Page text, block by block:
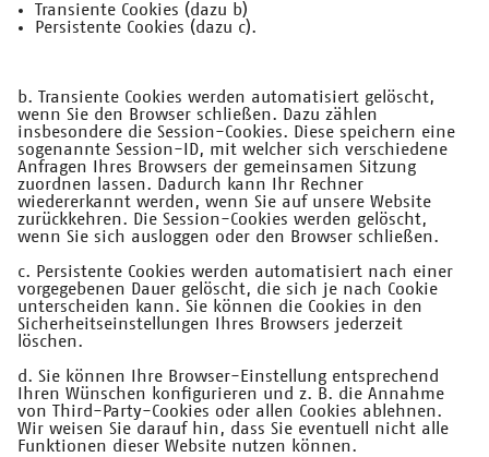
Transiente Cookies (dazu b)
Persistente Cookies (dazu c).
b. Transiente Cookies werden automatisiert gelöscht,
wenn Sie den Browser schließen. Dazu zählen
insbesondere die Session-Cookies. Diese speichern eine
sogenannte Session-ID, mit welcher sich verschiedene
Anfragen Ihres Browsers der gemeinsamen Sitzung
zuordnen lassen. Dadurch kann Ihr Rechner
wiedererkannt werden, wenn Sie auf unsere Website
zurückkehren. Die Session-Cookies werden gelöscht,
wenn Sie sich ausloggen oder den Browser schließen.
c. Persistente Cookies werden automatisiert nach einer
vorgegebenen Dauer gelöscht, die sich je nach Cookie
unterscheiden kann. Sie können die Cookies in den
Sicherheitseinstellungen Ihres Browsers jederzeit
löschen.
d. Sie können Ihre Browser-Einstellung entsprechend
Ihren Wünschen konfigurieren und z. B. die Annahme
von Third-Party-Cookies oder allen Cookies ablehnen.
Wir weisen Sie darauf hin, dass Sie eventuell nicht alle
Funktionen dieser Website nutzen können.